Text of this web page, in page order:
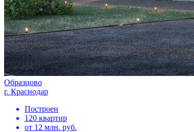
Образцово
г. Краснодар
Построен
120 квартир
от 12 млн. руб.